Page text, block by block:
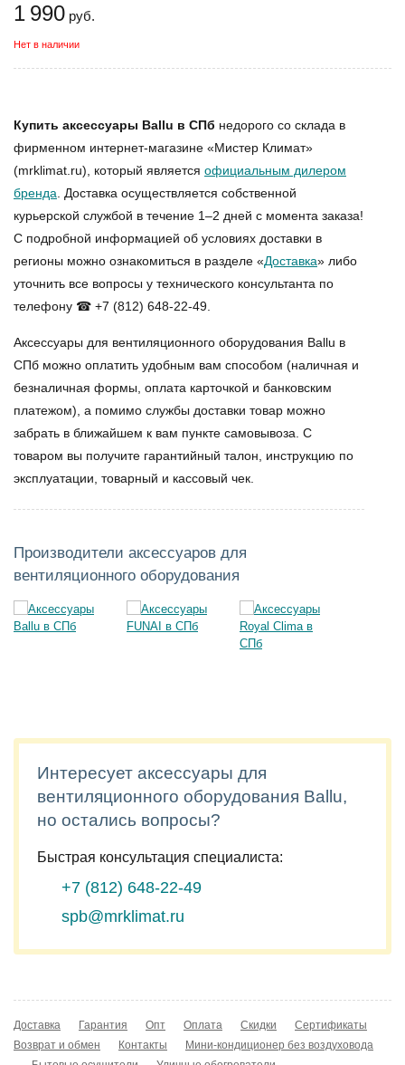
1 990 руб.
Нет в наличии
Купить аксессуары Ballu в СПб недорого со склада в
фирменном интернет-магазине «Мистер Климат»
(mrklimat.ru), который является официальным дилером
бренда . Доставка осуществляется собственной
курьерской службой в течение 1–2 дней с момента заказа!
С подробной информацией об условиях доставки в
регионы можно ознакомиться в разделе «Доставка» либо
уточнить все вопросы у технического консультанта по
телефону ☎ +7 (812) 648-22-49.
Аксессуары для вентиляционного оборудования Ballu в
СПб можно оплатить удобным вам способом (наличная и
безналичная формы, оплата карточкой и банковским
платежом), а помимо службы доставки товар можно
забрать в ближайшем к вам пункте самовывоза. С
товаром вы получите гарантийный талон, инструкцию по
эксплуатации, товарный и кассовый чек.
Производители аксессуаров для
вентиляционного оборудования
Интересует аксессуары для
вентиляционного оборудования Ballu,
но остались вопросы?
Быстрая консультация специалиста:
+7 (812) 648-22-49
spb@mrklimat.ru
Доставка Гарантия Опт Оплата Скидки
Сертификаты
Возврат и обмен
Контакты
Мини-кондиционер без воздуховода